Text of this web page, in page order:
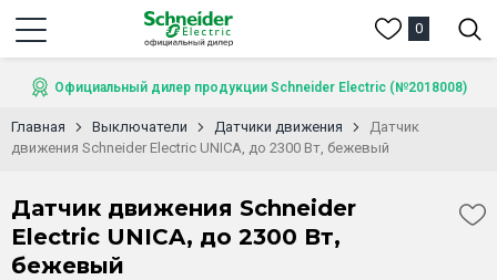
0
Официальный дилер продукции Schneider Electric (№2018008)
Главная Выключатели Датчики движения
Датчик
движения Schneider Electric UNICA, до 2300 Вт, бежевый
Датчик движения Schneider
Electric UNICA, до 2300 Вт,
бежевый